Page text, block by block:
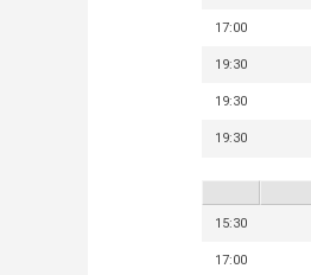
17:00
19:30
19:30
19:30
15:30
17:00